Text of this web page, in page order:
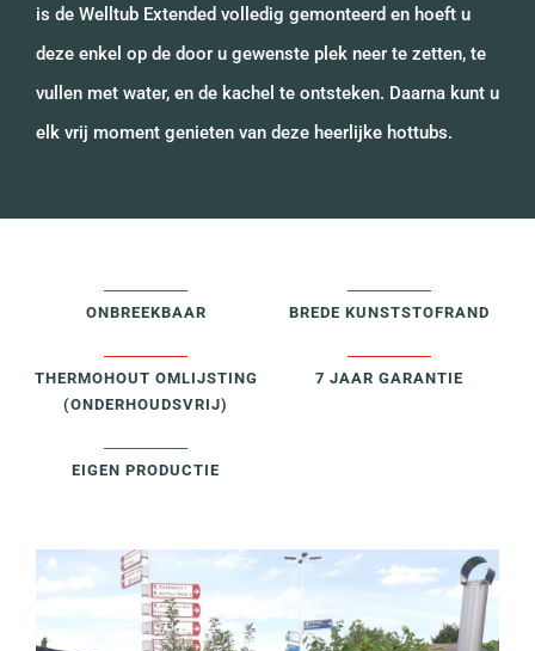
is de Welltub Extended volledig gemonteerd en hoeft u
deze enkel op de door u gewenste plek neer te zetten, te
vullen met water, en de kachel te ontsteken. Daarna kunt u
elk vrij moment genieten van deze heerlijke hottubs.
ONBREEKBAAR BREDE KUNSTSTOFRAND
THERMOHOUT OMLIJSTING
(ONDERHOUDSVRIJ)
7 JAAR GARANTIE
EIGEN PRODUCTIE